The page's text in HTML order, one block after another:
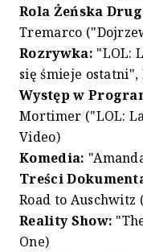
Rola Żeńska
Tremarco
Rozrywka: "LOL:
się śmieje
Występ w
Mortimer ("LOL:
Video)
Komedia:
Treści
Road to Auschwitz
Reality Show:
One)